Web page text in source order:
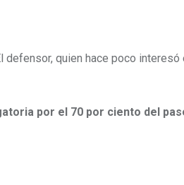
defensor, quien hace poco
por el 70 por ciento del